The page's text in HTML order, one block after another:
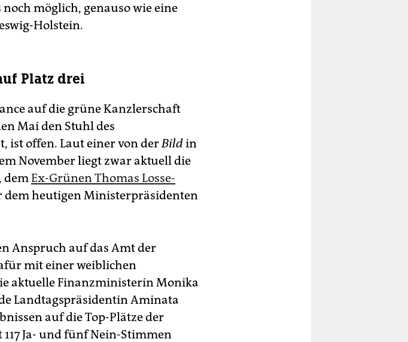
möglich, genauso wie eine
Holstein.
Platz drei
auf die grüne Kanzlerschaft
Mai den Stuhl des
ist offen. Laut einer von derBildin
November liegt zwar aktuell die
demEx-Grünen Thomas Losse-
dem heutigen Ministerpräsidenten
Anspruch auf das Amt der
mit einer weiblichen
aktuelle Finanzministerin Monika
Landtagspräsidentin Aminata
auf die Top-Plätze der
Ja- und fünf Nein-Stimmen